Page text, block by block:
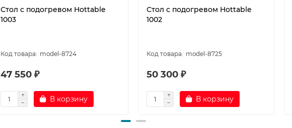
Стол с подогревом Hottable
1003
model-8724
47 550 ₽
В корзину
Стол с подогревом Hottable
1002
model-8725
50 300 ₽
В корзину